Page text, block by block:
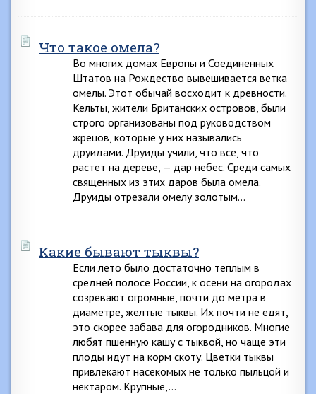
Что такое омела?
Во многих домах Европы и Соединенных
Штатов на Рождество вывешивается ветка
омелы. Этот обычай восходит к древности.
Кельты, жители Британских островов, были
строго организованы под руководством
жрецов, которые у них назывались
друидами. Друиды учили, что все, что
растет на дереве, — дар небес. Среди самых
священных из этих даров была омела.
Друиды отрезали омелу золотым…
Какие бывают тыквы?
Если лето было достаточно теплым в
средней полосе России, к осени на огородах
созревают огромные, почти до метра в
диаметре, желтые тыквы. Их почти не едят,
это скорее забава для огородников. Многие
любят пшенную кашу с тыквой, но чаще эти
плоды идут на корм скоту. Цветки тыквы
привлекают насекомых не только пыльцой и
нектаром. Крупные,…